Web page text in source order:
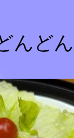
んど